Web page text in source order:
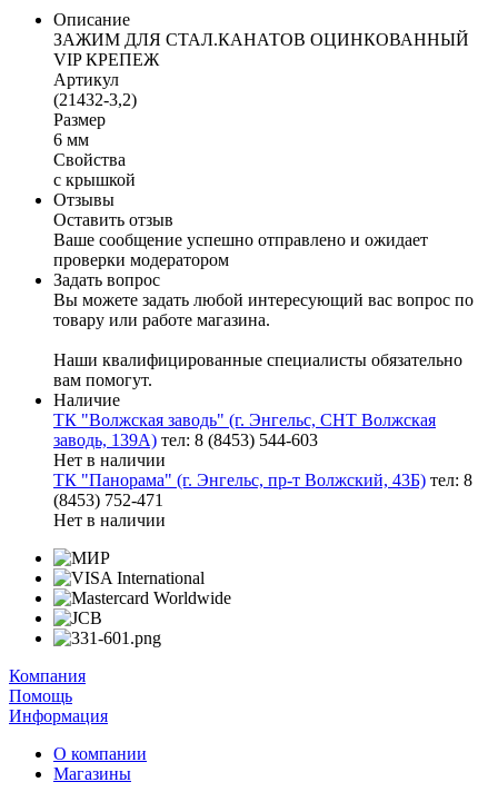
Описание
ЗАЖИМ ДЛЯ СТАЛ.КАНАТОВ ОЦИНКОВАННЫЙ
VIP КРЕПЕЖ
Артикул
(21432-3,2)
Размер
6 мм
Свойства
с крышкой
Отзывы
Оставить отзыв
Ваше сообщение успешно отправлено и ожидает
проверки модератором
Задать вопрос
Вы можете задать любой интересующий вас вопрос по
товару или работе магазина.
Наши квалифицированные специалисты обязательно
вам помогут.
Наличие
ТК "Волжская заводь" (г. Энгельс, СНТ Волжская
заводь, 139А) тел: 8 (8453) 544-603
Нет в наличии
ТК "Панорама" (г. Энгельс, пр-т Волжский, 43Б) тел: 8
(8453) 752-471
Нет в наличии
Компания
Помощь
Информация
О компании
Магазины